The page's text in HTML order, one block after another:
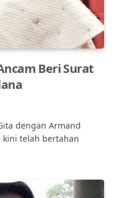
Beri Surat
dengan Armand
kini telah bertahan